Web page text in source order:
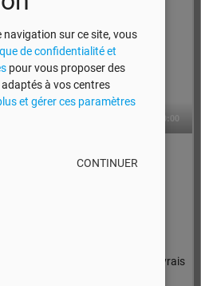
00:00
le plus vendu au monde?
au coeur de l'être humain, qui
l'espoir?
cela? Pourquoi est-ce que je devrais
contredit ! La Bible peut-elle
sur ce site, vous
de confidentialité et
pour vous proposer des
à vos centres
et gérer ces paramètres
CONTINUER